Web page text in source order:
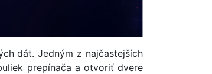
dát. Jedným z najčastejších
prepínača a otvoriť dvere